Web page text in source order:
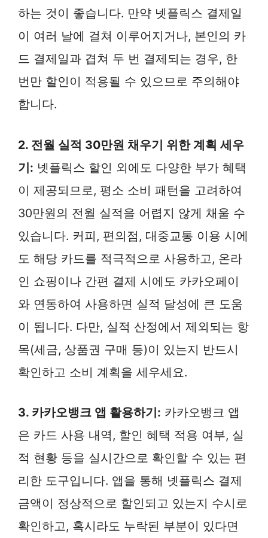
하는 것이 좋습니다. 만약 넷플릭스 결제일
이 여러 날에 걸쳐 이루어지거나, 본인의 카
드 결제일과 겹쳐 두 번 결제되는 경우, 한
번만 할인이 적용될 수 있으므로 주의해야
합니다.
2. 전월 실적 30만원 채우기 위한 계획 세우
기: 넷플릭스 할인 외에도 다양한 부가 혜택
이 제공되므로, 평소 소비 패턴을 고려하여
30만원의 전월 실적을 어렵지 않게 채울 수
있습니다. 커피, 편의점, 대중교통 이용 시에
도 해당 카드를 적극적으로 사용하고, 온라
인 쇼핑이나 간편 결제 시에도 카카오페이
와 연동하여 사용하면 실적 달성에 큰 도움
이 됩니다. 다만, 실적 산정에서 제외되는 항
목(세금, 상품권 구매 등)이 있는지 반드시
확인하고 소비 계획을 세우세요.
3. 카카오뱅크 앱 활용하기: 카카오뱅크 앱
은 카드 사용 내역, 할인 혜택 적용 여부, 실
적 현황 등을 실시간으로 확인할 수 있는 편
리한 도구입니다. 앱을 통해 넷플릭스 결제
금액이 정상적으로 할인되고 있는지 수시로
확인하고, 혹시라도 누락된 부분이 있다면